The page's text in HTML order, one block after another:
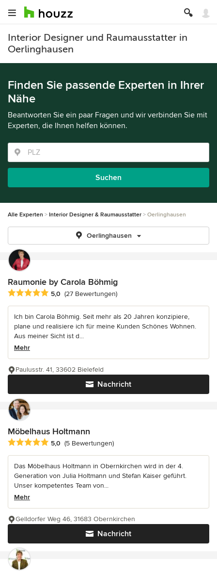
Interior Designer und Raumausstatter in
Oerlinghausen
Finden Sie passende Experten in Ihrer
Nähe
Beantworten Sie ein paar Fragen und wir verbinden Sie mit
Experten, die Ihnen helfen können.
Suchen
Alle Experten Interior Designer & Raumausstatter Oerlinghausen
Oerlinghausen
Raumonie by Carola Böhmig
Durchschnittliche Bewertung: 5 von 5 Sternen
5,0 (27 Bewertungen)
Ich bin Carola Böhmig. Seit mehr als 20 Jahren konzipiere,
plane und realisiere ich für meine Kunden Schönes Wohnen.
Aus meiner Sicht ist d...
Mehr
Nachricht
Paulusstr. 41, 33602 Bielefeld
Möbelhaus Holtmann
Durchschnittliche Bewertung: 5 von 5 Sternen
5,0 (5 Bewertungen)
Das Möbelhaus Holtmann in Obernkirchen wird in der 4.
Generation von Julia Holtmann und Stefan Kaiser geführt.
Unser kompetentes Team von...
Mehr
Nachricht
Gelldorfer Weg 46, 31683 Obernkirchen